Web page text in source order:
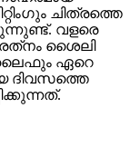
ചിത്രത്തെ
വളരെ
രത്‌നം ശൈലി
ലൈഫും ഏറെ